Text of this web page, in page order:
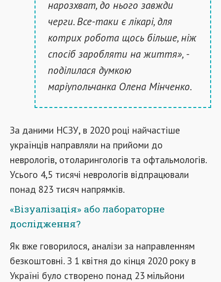
нарозхват, до нього завжди
черги. Все-таки є лікарі, для
котрих робота щось більше, ніж
спосіб заробляти на життя», -
поділилася думкою
маріупольчанка Олена Мінченко.
За даними НСЗУ, в 2020 році найчастіше
українців направляли на прийоми до
неврологів, отоларингологів та офтальмологів.
Усього 4,5 тисячі неврологів відпрацювали
понад 823 тисяч напрямків.
«Візуалізація» або лабораторне
дослідження?
Як вже говорилося, аналізи за направленням
безкоштовні. З 1 квітня до кінця 2020 року в
Україні було створено понад 23 мільйони